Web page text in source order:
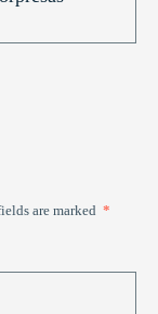
are marked *